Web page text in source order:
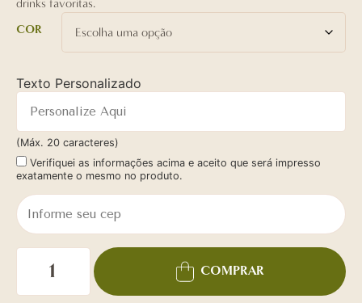
drinks favoritas.
COR
Texto Personalizado
(Máx. 20 caracteres)
Verifiquei as informações acima e aceito que será impresso
exatamente o mesmo no produto.
COMPRAR